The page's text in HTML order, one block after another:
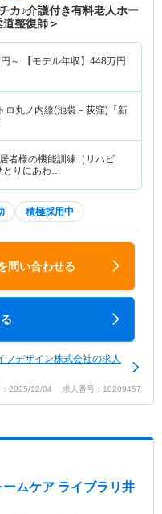
カ♪介護付き有料老人ホー
整復師＞
～ 【モデル年収】 448万円
ロ丸ノ内線(池袋－荻窪)「新
者様の機能訓練（リハビ
とりにあわ…
積極採用中
問い合わせる
フデザイン株式会社の求人
：2025/12/04 求人番号：10209457
ムケア ライブラリ井